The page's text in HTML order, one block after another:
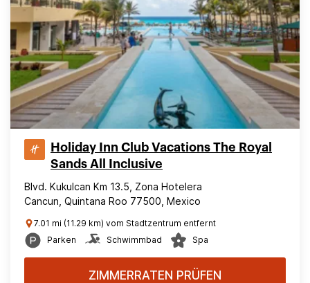
Holiday Inn Club Vacations The Royal
Sands All Inclusive
Blvd. Kukulcan Km 13.5, Zona Hotelera
Cancun, Quintana Roo 77500, Mexico
7.01 mi (11.29 km) vom Stadtzentrum entfernt
Parken
Schwimmbad Spa
ZIMMERRATEN PRÜFEN